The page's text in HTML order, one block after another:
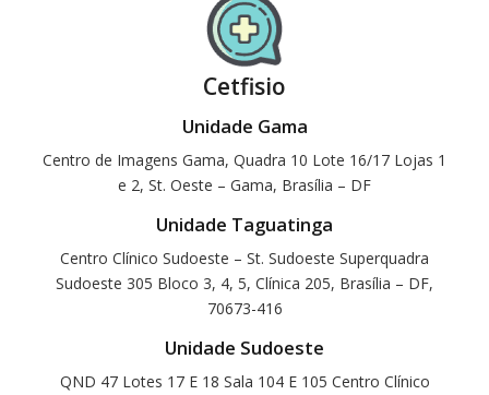
Cetfisio
Unidade Gama
Centro de Imagens Gama, Quadra 10 Lote 16/17 Lojas 1
e 2, St. Oeste – Gama, Brasília – DF
Unidade Taguatinga
Centro Clínico Sudoeste – St. Sudoeste Superquadra
Sudoeste 305 Bloco 3, 4, 5, Clínica 205, Brasília – DF,
70673-416
Unidade Sudoeste
QND 47 Lotes 17 E 18 Sala 104 E 105 Centro Clínico